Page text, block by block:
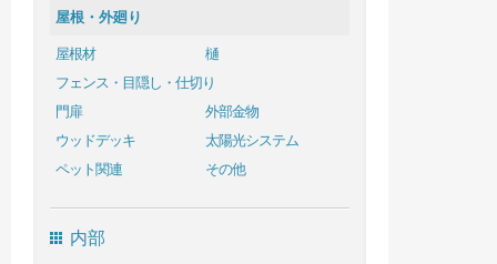
屋根・外廻り
屋根材
樋
フェンス・目隠し・仕切り
門扉
外部金物
ウッドデッキ
太陽光システム
ペット関連
その他
内部